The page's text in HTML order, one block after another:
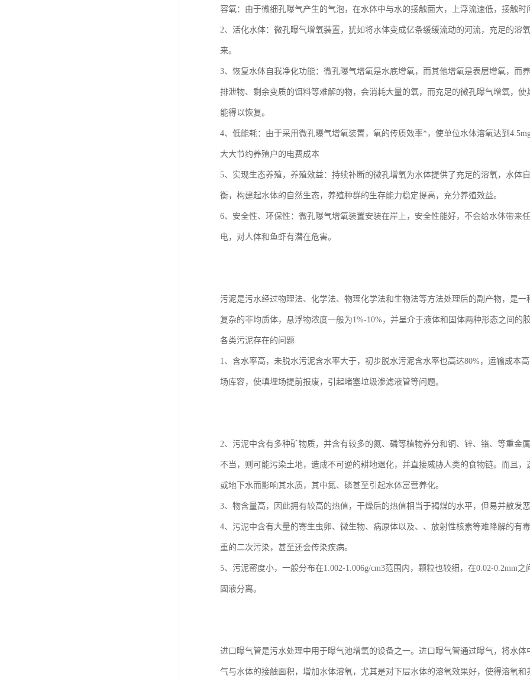
容氧：由于微细孔曝气产生的气泡，在水体中与水的接触面大，上浮流速低，接触
2、活化水体：微孔曝气增氧装置，犹如将水体变成亿条缓缓流动的河流，充足的溶
来。
3、恢复水体自我净化功能：微孔曝气增氧是水底增氧，而其他增氧是表层增氧，而
排泄物、剩余变质的饵料等难解的物，会消耗大量的氧，而充足的微孔曝气增氧，
能得以恢复。
4、低能耗：由于采用微孔曝气增氧装置，氧的传质效率*，使单位水体溶氧达到
大大节约养殖户的电费成本
5、实现生态养殖，养殖效益：持续补断的微孔增氧为水体提供了充足的溶氧，水体
衡，构建起水体的自然生态，养殖种群的生存能力稳定提高，充分养殖效益。
6、安全性、环保性：微孔曝气增氧装置安装在岸上，安全性能好，不会给水体带来
电，对人体和鱼虾有潜在危害。
污泥是污水经过物理法、化学法、物理化学法和生物法等方法处理后的副产物，是
复杂的非均质体，悬浮物浓度一般为1%-10%，并呈介于液体和固体两种形态之间的
各类污泥存在的问题
1、含水率高，未脱水污泥含水率大于，初步脱水污泥含水率也高达80%，运输成本
场库容，使填埋场提前报废，引起堵塞垃圾渗滤液管等问题。
2、污泥中含有多种矿物质，并含有较多的氮、磷等植物养分和铜、锌、铬、等重金
不当，则可能污染土地，造成不可逆的耕地退化，并直接威胁人类的食物链。而且
或地下水而影响其水质，其中氮、磷甚至引起水体富营养化。
3、物含量高，因此拥有较高的热值，干燥后的热值相当于褐煤的水平，但易并散发
4、污泥中含有大量的寄生虫卵、微生物、病原体以及、、放射性核素等难降解的有
重的二次污染，甚至还会传染疾病。
5、污泥密度小，一般分布在1.002-1.006g/cm3范围内，颗粒也较细，在0.02-0.2mm
固液分离。
进口曝气管是污水处理中用于曝气池增氧的设备之一。进口曝气管通过曝气，将水
气与水体的接触面积，增加水体溶氧，尤其是对下层水体的溶氧效果好，使得溶氧